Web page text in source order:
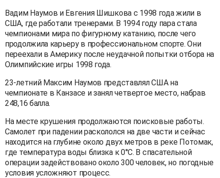
Вадим Наумов и Евгения Шишкова с 1998 года жили в
США, где работали тренерами. В 1994 году пара стала
чемпионами мира по фигурному катанию, после чего
продолжила карьеру в профессиональном спорте. Они
переехали в Америку после неудачной попытки отбора на
Олимпийские игры 1998 года.
23-летний Максим Наумов представлял США на
чемпионате в Канзасе и занял четвертое место, набрав
248,16 балла.
На месте крушения продолжаются поисковые работы.
Самолет при падении раскололся на две части и сейчас
находится на глубине около двух метров в реке Потомак,
где температура воды близка к 0°C. В спасательной
операции задействовано около 300 человек, но погодные
условия усложняют процесс.